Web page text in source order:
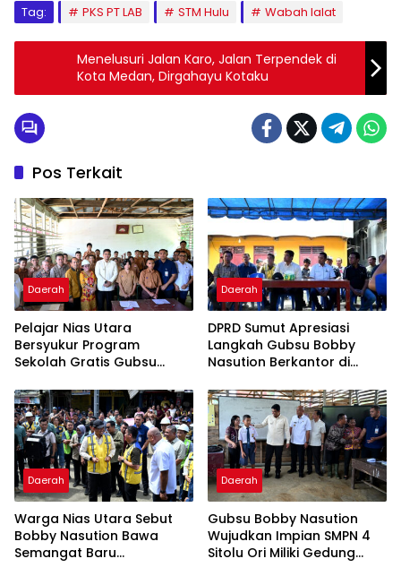
Tag: PKS PT LAB STM Hulu Wabah lalat
Menelusuri Jalan Karo, Jalan Terpendek di
Kota Medan, Dirgahayu Kotaku
Pos Terkait
Daerah
Pelajar Nias Utara
Bersyukur Program
Sekolah Gratis Gubsu
Beban Orang Tua
Daerah
DPRD Sumut Apresiasi
Langkah Gubsu Bobby
Nasution Berkantor di
Pembangunan
Daerah
Warga Nias Utara Sebut
Bobby Nasution Bawa
Semangat Baru
Daerah
Gubsu Bobby Nasution
Wujudkan Impian SMPN 4
Sitolu Ori Miliki Gedung